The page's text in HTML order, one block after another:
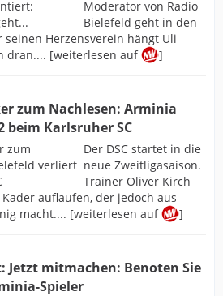
Moderator von Radio
Bielefeld geht in den
Herzensverein hängt Uli
dran.... [weiterlesen auf
]
zum Nachlesen: Arminia
beim Karlsruher SC
Der DSC startet in die
neue Zweitligasaison.
Trainer Oliver Kirch
auflaufen, der jedoch aus
macht.... [weiterlesen auf
]
Jetzt mitmachen: Benoten Sie
Spieler